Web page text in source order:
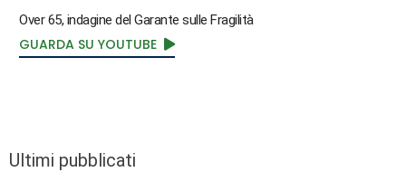
Over 65, indagine del Garante sulle Fragilità
GUARDA SU YOUTUBE
Ultimi pubblicati